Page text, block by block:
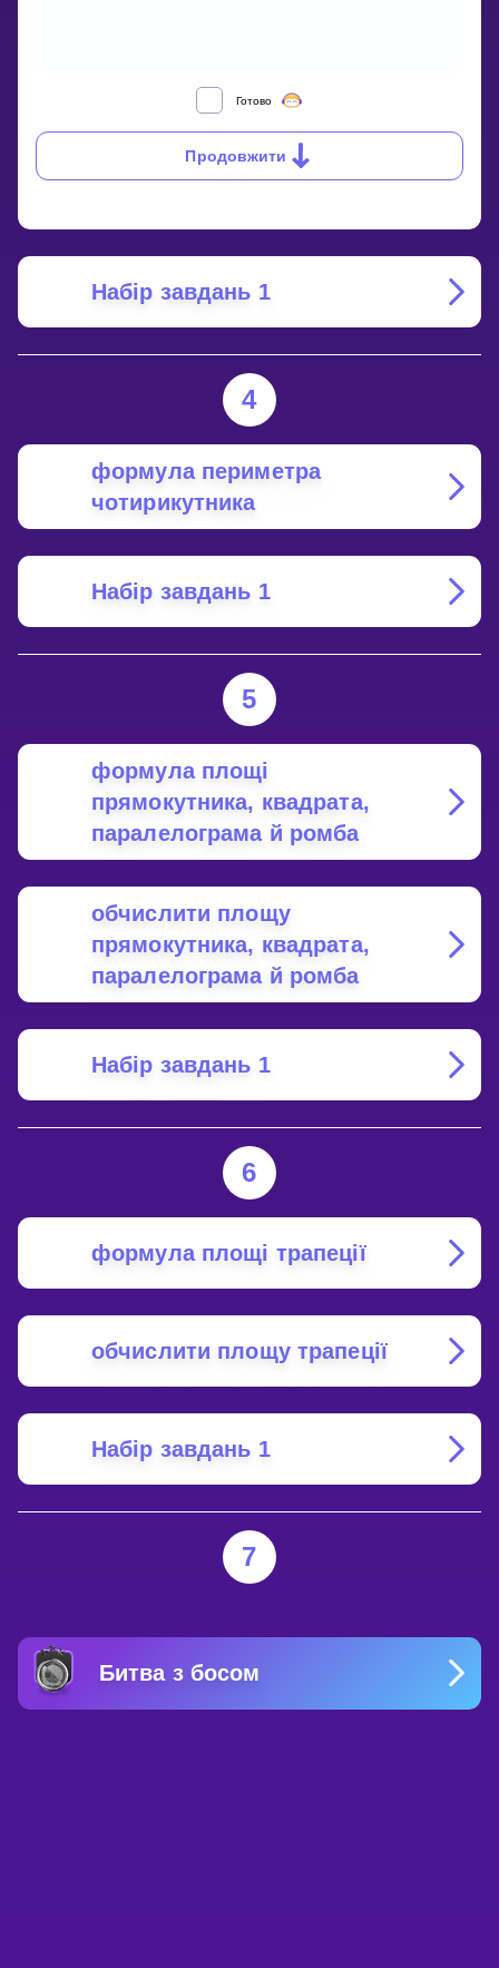
TRAPEZOIDS
SCALENE
Готово
Продовжити
Набір завдань 1
4
формула периметра
чотирикутника
Набір завдань 1
5
формула площі
прямокутника, квадрата,
паралелограма й ромба
обчислити площу
прямокутника, квадрата,
паралелограма й ромба
Набір завдань 1
6
формула площі трапеції
обчислити площу трапеції
Набір завдань 1
7
Битва з босом